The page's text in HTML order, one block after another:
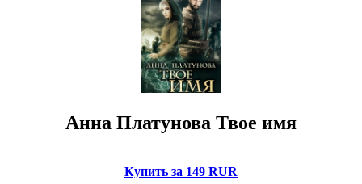
Анна Платунова Твое имя
Купить за 149 RUR